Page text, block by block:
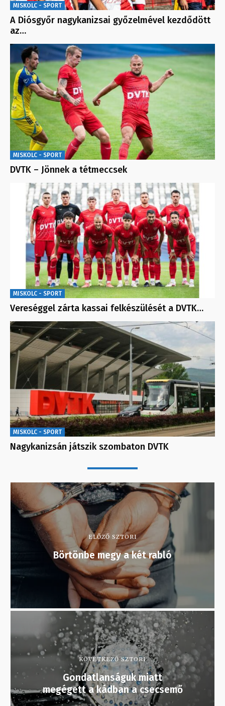
MISKOLC - SPORT
A Diósgyőr nagykanizsai győzelmével kezdődött
az…
MISKOLC - SPORT
DVTK – Jönnek a tétmeccsek
MISKOLC - SPORT
Vereséggel zárta kassai felkészülését a DVTK…
MISKOLC - SPORT
Nagykanizsán játszik szombaton DVTK
ELŐZŐ SZTORI
Börtönbe megy a két rabló
KÖVETKEZŐ SZTORI
Gondatlanságuk miatt
megégett a kádban a csecsemő